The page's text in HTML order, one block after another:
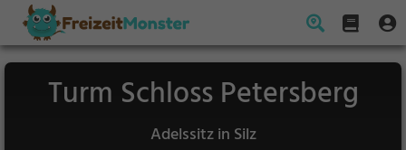
Turm Schloss Petersberg
Adelssitz in Silz